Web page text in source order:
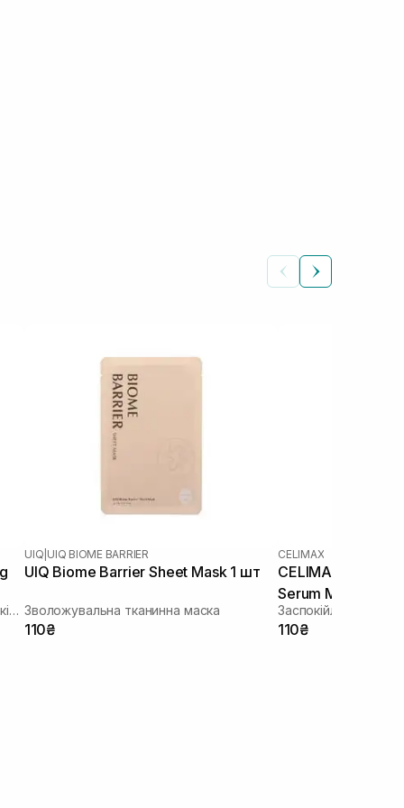
Зволожуюча тканинна маска зі заспокійливою та антивіковою дією
UIQ UIQ BIOME BARRIER
UIQ Biome Barrier Sheet Mask 1 шт
Зволожувальна тканинна маска
110₴
CELIMAX
CELIMAX The
Serum Mask 1 шт
110₴